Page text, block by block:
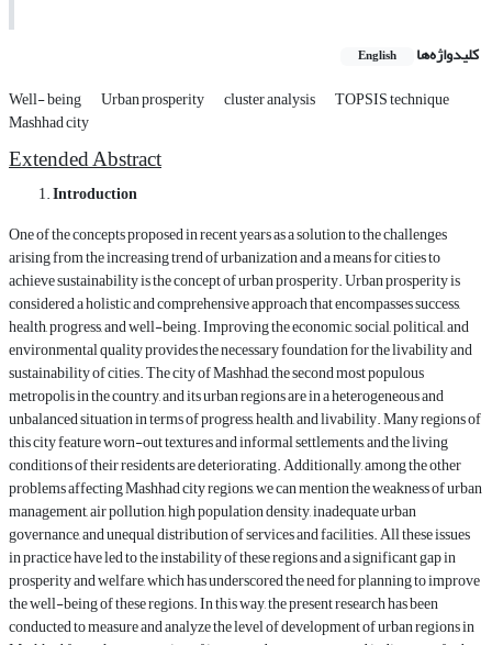
کلیدواژه‌ها English
Well- being Urban prosperity cluster analysis TOPSIS technique
Mashhad city
Extended Abstract
Introduction
One of the concepts proposed in recent years as a solution to the challenges
arising from the increasing trend of urbanization and a means for cities to
achieve sustainability is the concept of urban prosperity. Urban prosperity is
considered a holistic and comprehensive approach that encompasses success,
health, progress, and well-being. Improving the economic, social, political, and
environmental quality provides the necessary foundation for the livability and
sustainability of cities. The city of Mashhad, the second most populous
metropolis in the country, and its urban regions are in a heterogeneous and
unbalanced situation in terms of progress, health, and livability. Many regions of
this city feature worn-out textures and informal settlements, and the living
conditions of their residents are deteriorating. Additionally, among the other
problems affecting Mashhad city regions, we can mention the weakness of urban
management, air pollution, high population density, inadequate urban
governance, and unequal distribution of services and facilities. All these issues
in practice have led to the instability of these regions and a significant gap in
prosperity and welfare, which has underscored the need for planning to improve
the well-being of these regions. In this way, the present research has been
conducted to measure and analyze the level of development of urban regions in